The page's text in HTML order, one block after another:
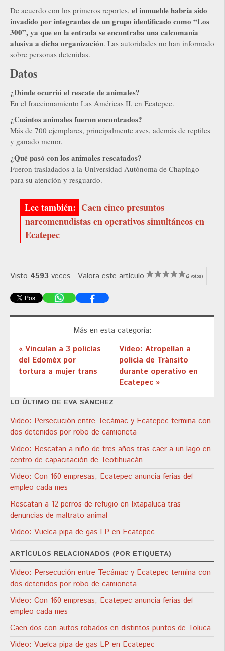
De acuerdo con los primeros reportes, el inmueble habría sido
invadido por integrantes de un grupo identificado como “Los
300”, ya que en la entrada se encontraba una calcomanía
alusiva a dicha organización. Las autoridades no han informado
sobre personas detenidas.
Datos
¿Dónde ocurrió el rescate de animales?
En el fraccionamiento Las Américas II, en Ecatepec.
¿Cuántos animales fueron encontrados?
Más de 700 ejemplares, principalmente aves, además de reptiles
y ganado menor.
¿Qué pasó con los animales rescatados?
Fueron trasladados a la Universidad Autónoma de Chapingo
para su atención y resguardo.
Caen cinco presuntos
narcomenudistas en operativos simultáneos en
Ecatepec
Visto 4593 veces Valora este artículo (2 votos)
Más en esta categoría:
« Vinculan a 3 policías
del Edoméx por
tortura a mujer trans
Video: Atropellan a
policía de Tránsito
durante operativo en
Ecatepec »
LO ÚLTIMO DE EVA SÁNCHEZ
Video: Persecución entre Tecámac y Ecatepec termina con
dos detenidos por robo de camioneta
Video: Rescatan a niño de tres años tras caer a un lago en
centro de capacitación de Teotihuacán
Video: Con 160 empresas, Ecatepec anuncia ferias del
empleo cada mes
Rescatan a 12 perros de refugio en Ixtapaluca tras
denuncias de maltrato animal
Video: Vuelca pipa de gas LP en Ecatepec
ARTÍCULOS RELACIONADOS (POR ETIQUETA)
Video: Persecución entre Tecámac y Ecatepec termina con
dos detenidos por robo de camioneta
Video: Con 160 empresas, Ecatepec anuncia ferias del
empleo cada mes
Caen dos con autos robados en distintos puntos de Toluca
Video: Vuelca pipa de gas LP en Ecatepec